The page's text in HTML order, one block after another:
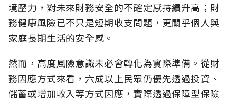
境壓力，對未來財務安全的不確定感持續升高；財
務健康風險已不只是短期收支問題，更關乎個人與
家庭長期生活的安全感。
然而，高度風險意識未必會轉化為實際準備。從財
務因應方式來看，六成以上民眾仍優先透過投資、
儲蓄或增加收入等方式因應，實際透過保障型保險